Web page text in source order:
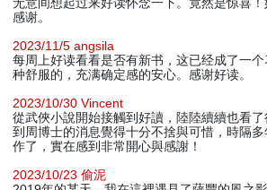
感谢。
2023/11/5 angsila
每周上好读看看是否有新书，这已经成了一
种舒服的，充满确定感的安心。感谢好读。
2023/10/30 Vincent
從武俠小說開始接觸到好讀，陸陸續續也看
到周博士的消息覺得十分不捨與可惜，時隔
作了，實在感到非常開心與感謝！
2023/10/23 偷泥